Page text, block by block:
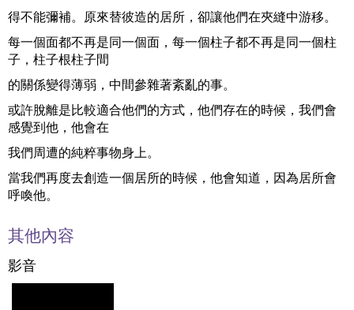
得不能彌補。原來替彼造的居所，卻讓他們在夾縫中游移。
每一個面都不再是同一個面，每一個柱子都不再是同一個柱
子，柱子根柱子間
的關係變得薄弱，中間參雜著紊亂的事。
或許脫離是比較適合他們的方式，他們存在的時候，我們會
感覺到他，他會在
我們周遭的純粹事物身上。
當我們再度去創造一個居所的時候，他會知道，因為居所會
呼喚他。
其他內容
影音